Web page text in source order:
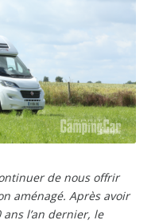
de nous offrir
aménagé. Après avoir
l’an dernier, le